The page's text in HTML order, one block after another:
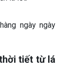
ngày ngày
tiết từ lá